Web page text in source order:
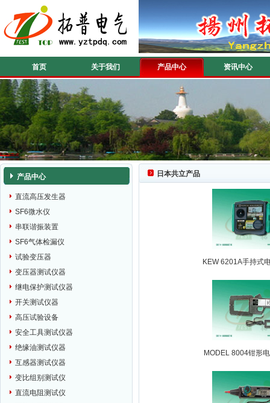
首页 关于我们 产品中心 资讯中心
产品中心
直流高压发生器
SF6微水仪
串联谐振装置
SF6气体检漏仪
试验变压器
变压器测试仪器
继电保护测试仪器
开关测试仪器
高压试验设备
安全工具测试仪器
绝缘油测试仪器
互感器测试仪器
变比组别测试仪
直流电阻测试仪
日本共立产品
KEW 6201A手持式
MODEL 8004钳形